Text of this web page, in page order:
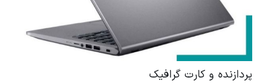
پردازنده و کارت گرافیک